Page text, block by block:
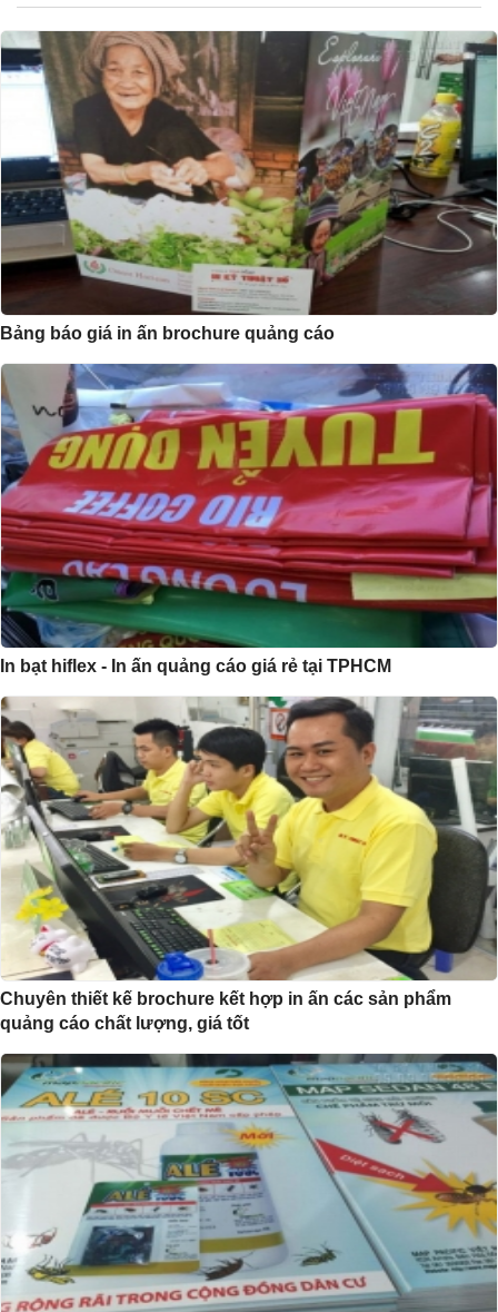
Bảng báo giá in ấn brochure quảng cáo
In bạt hiflex - In ấn quảng cáo giá rẻ tại TPHCM
Chuyên thiết kế brochure kết hợp in ấn các sản phẩm
quảng cáo chất lượng, giá tốt